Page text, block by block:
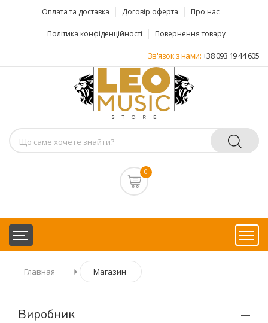
Оплата та доставка Договір оферта Про нас
Політика конфіденційності Повернення товару
Зв'язок з нами:+38 093 19 44 605
0
Главная Магазин
Виробник